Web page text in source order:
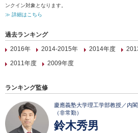
ンクイン対象となります。
≫ 詳細はこちら
過去ランキング
2016年
2014-2015年 2014年度
2011年度
2009年度
ランキング監修
慶應義塾大学理工学部教授／内
（非常勤）
鈴木秀男